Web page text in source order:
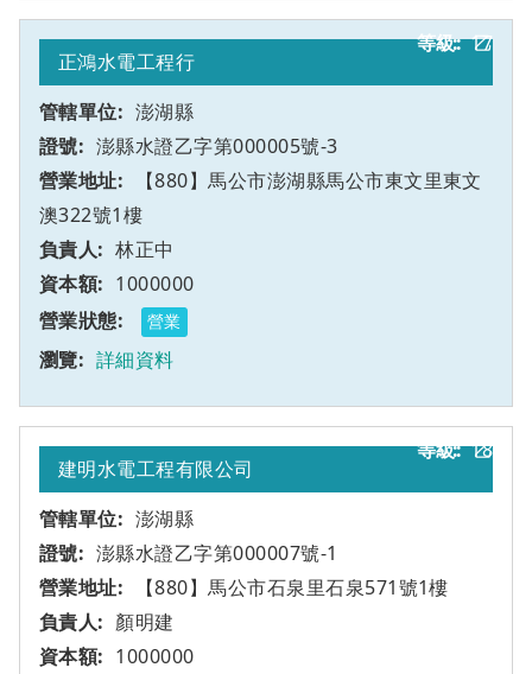
17
正鴻水電工程行
澎湖縣
澎縣水證乙字第000005號-3
【880】馬公市澎湖縣馬公市東文里東文
澳322號1樓
乙
林正中
1000000
營業
詳細資料
18
建明水電工程有限公司
澎湖縣
澎縣水證乙字第000007號-1
【880】馬公市石泉里石泉571號1樓
乙
顏明建
1000000